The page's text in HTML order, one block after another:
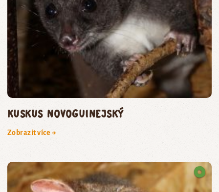
kuskus novoguinejský
Zobrazit více →